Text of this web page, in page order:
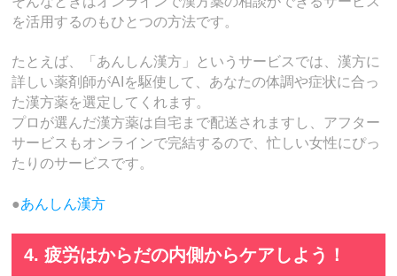
を活用するのもひとつの方法です。
たとえば、「あんしん漢方」というサービスでは、漢方に
詳しい薬剤師がAIを駆使して、あなたの体調や症状に合っ
た漢方薬を選定してくれます。
プロが選んだ漢方薬は自宅まで配送されますし、アフター
サービスもオンラインで完結するので、忙しい女性にぴっ
たりのサービスです。
●あんしん漢方
4. 疲労はからだの内側からケアしよう！